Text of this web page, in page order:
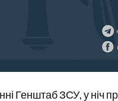
Генштаб ЗСУ, у ніч